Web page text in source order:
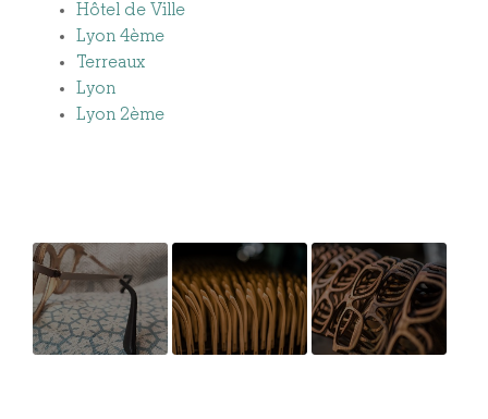
Hôtel de Ville
Lyon 4ème
Terreaux
Lyon
Lyon 2ème